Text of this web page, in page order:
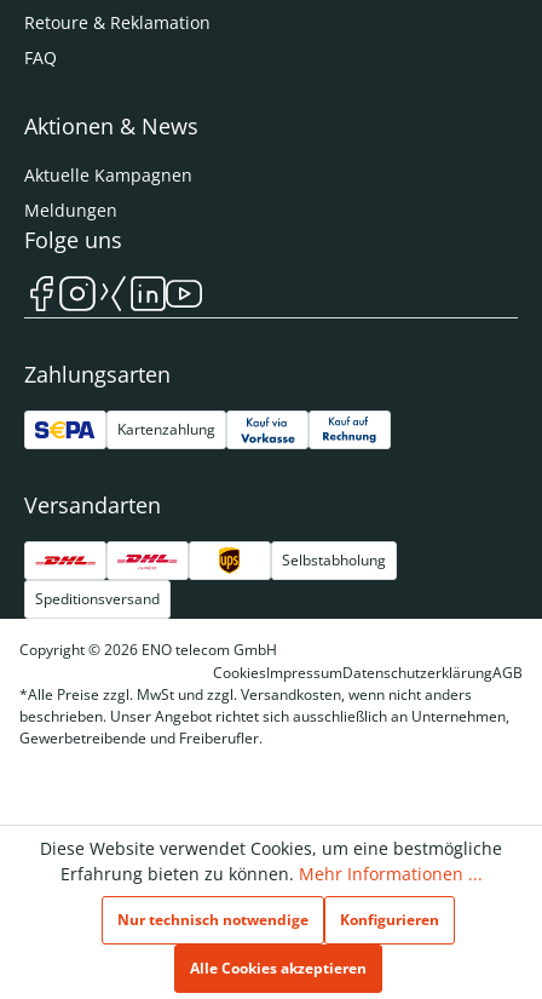
Retoure & Reklamation
FAQ
Aktionen & News
Aktuelle Kampagnen
Meldungen
Zahlungsarten
Kartenzahlung
Versandarten
Selbstabholung
Speditionsversand
Folge uns
Copyright © 2026 ENO telecom GmbH
CookiesImpressumDatenschutzerklärungAGB
*Alle Preise zzgl. MwSt und zzgl. Versandkosten, wenn nicht anders
beschrieben. Unser Angebot richtet sich ausschließlich an Unternehmen,
Gewerbetreibende und Freiberufler.
Diese Website verwendet Cookies, um eine bestmögliche
Erfahrung bieten zu können. Mehr Informationen ...
Nur technisch notwendige Konfigurieren
Alle Cookies akzeptieren